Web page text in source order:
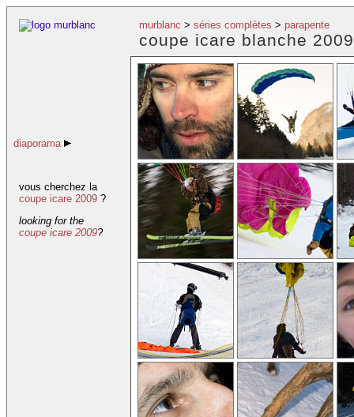
diaporama
vous cherchez la
coupe icare 2009 ?
looking for the
coupe icare 2009?
murblanc > séries complètes > parapente
coupe icare blanche 2009